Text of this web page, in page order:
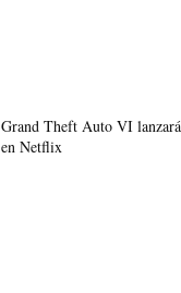
Grand Theft Auto VI
en Netflix